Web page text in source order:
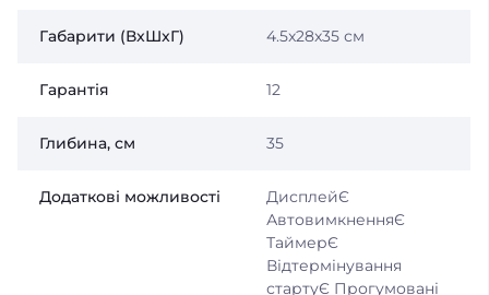
Габарити (ВxШxГ) 4.5x28x35 см
Гарантія 12
Глибина, см 35
Додаткові можливості
ДисплейЄ
АвтовимкненняЄ
ТаймерЄ
Відтермінування
стартуЄ Прогумовані